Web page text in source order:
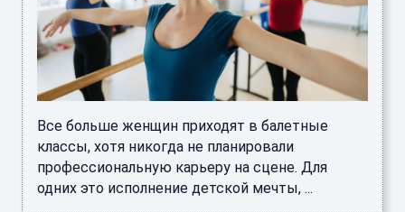
Все больше женщин приходят в балетные
классы, хотя никогда не планировали
профессиональную карьеру на сцене. Для
одних это исполнение детской мечты, ...